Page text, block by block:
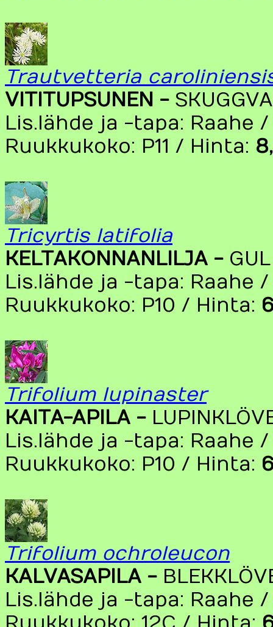
Trautvetteria
VITITUPSUNEN -
Lis.lähde ja -tapa: Raahe
Ruukkukoko: P11 / Hinta:
Tricyrtis latifolia
KELTAKONNANLILJA -
Lis.lähde ja -tapa: Raahe
Ruukkukoko: P10 / Hinta:
Trifolium lupinaster
KAITA-APILA -
Lis.lähde ja -tapa: Raahe
Ruukkukoko: P10 / Hinta:
Trifolium ochroleucon
KALVASAPILA -
Lis.lähde ja -tapa: Raahe